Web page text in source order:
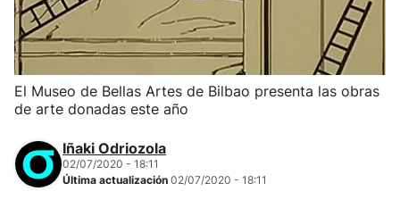
El Museo de Bellas Artes de Bilbao presenta las obras
de arte donadas este año
Iñaki Odriozola
02/07/2020 - 18:11
Última actualización 02/07/2020 - 18:11